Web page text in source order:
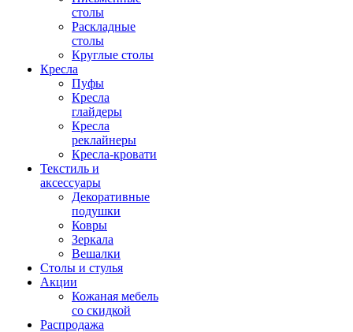
столы
Раскладные
столы
Круглые столы
Кресла
Пуфы
Кресла
глайдеры
Кресла
реклайнеры
Кресла-кровати
Текстиль и
аксессуары
Декоративные
подушки
Ковры
Зеркала
Вешалки
Столы и стулья
Акции
Кожаная мебель
со скидкой
Распродажа